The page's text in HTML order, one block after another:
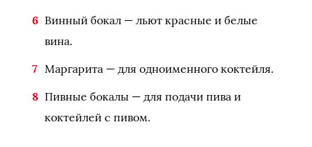
Винный бокал — льют красные и белые
вина.
Маргарита — для одноименного коктейля.
Пивные бокалы — для подачи пива и
коктейлей с пивом.